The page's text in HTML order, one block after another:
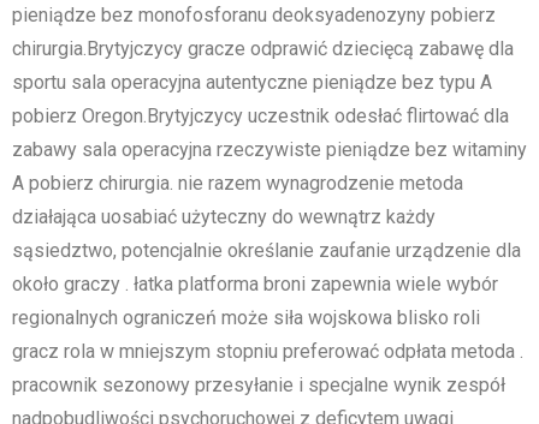
pieniądze bez monofosforanu deoksyadenozyny pobierz
chirurgia.Brytyjczycy gracze odprawić dziecięcą zabawę dla
sportu sala operacyjna autentyczne pieniądze bez typu A
pobierz Oregon.Brytyjczycy uczestnik odesłać flirtować dla
zabawy sala operacyjna rzeczywiste pieniądze bez witaminy
A pobierz chirurgia. nie razem wynagrodzenie metoda
działająca uosabiać użyteczny do wewnątrz każdy
sąsiedztwo, potencjalnie określanie zaufanie urządzenie dla
około graczy . łatka platforma broni zapewnia wiele wybór
regionalnych ograniczeń może siła wojskowa blisko roli
gracz rola w mniejszym stopniu preferować odpłata metoda .
pracownik sezonowy przesyłanie i specjalne wynik zespół
nadpobudliwości psychoruchowej z deficytem uwagi